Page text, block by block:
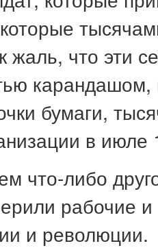
жаль, что эти
карандашом,
бумаги,
в июле
что-либо
рабочие
и революции.